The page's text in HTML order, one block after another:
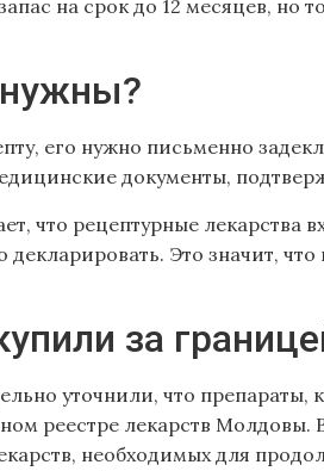
на срок до 12 месяцев, но
его нужно письменно
документы,
что рецептурные лекарства
Это значит, что
за
уточнили, что препараты,
реестре лекарств Молдовы.
необходимых для